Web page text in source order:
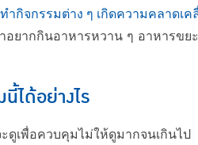
ำกิจกรรมต่าง ๆ เกิดความคลาดเค
อยากกินอาหารหวาน ๆ อาหารขย
ได้อย่างไร
ดูเพื่อควบคุมไม่ให้ดูมากจนเกินไป